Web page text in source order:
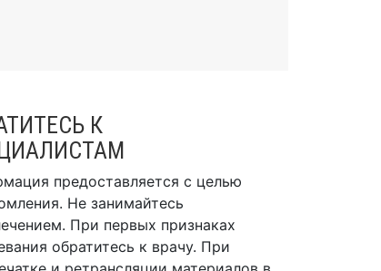
К
предоставляется с целью
Не занимайтесь
При первых признаках
обратитесь к врачу. При